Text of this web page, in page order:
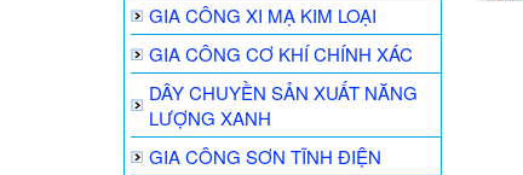
GIA CÔNG XI MẠ KIM LOẠI
GIA CÔNG CƠ KHÍ CHÍNH XÁC
DÂY CHUYỀN SẢN XUẤT NĂNG
LƯỢNG XANH
GIA CÔNG SƠN TĨNH ĐIỆN